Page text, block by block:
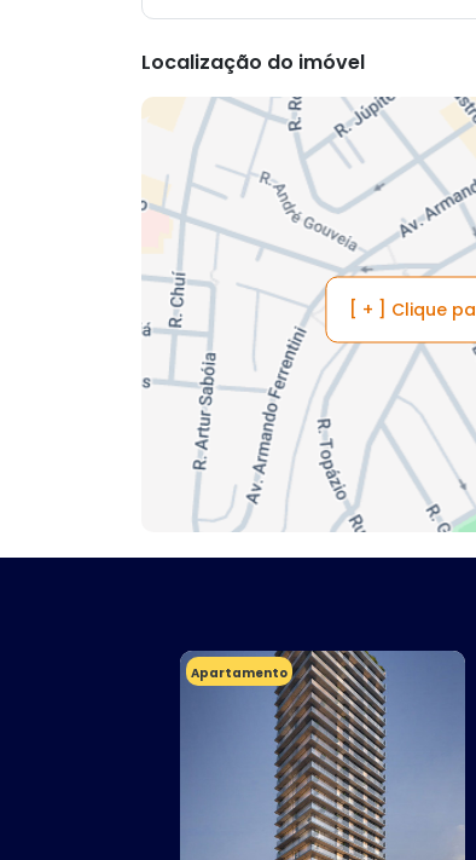
Localização do imóvel
[ + ] Clique
Apartamento